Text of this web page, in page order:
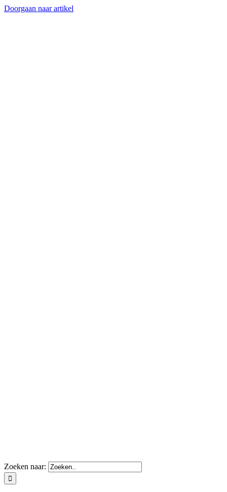
Doorgaan naar artikel
Zoeken naar: